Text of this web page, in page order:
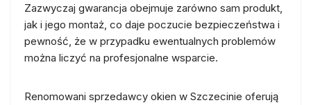
Zazwyczaj gwarancja obejmuje zarówno sam produkt,
jak i jego montaż, co daje poczucie bezpieczeństwa i
pewność, że w przypadku ewentualnych problemów
można liczyć na profesjonalne wsparcie.
Renomowani sprzedawcy okien w Szczecinie oferują